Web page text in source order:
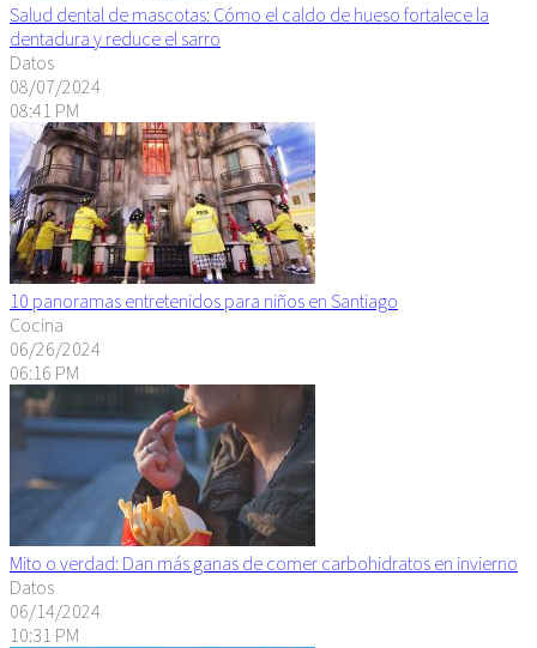
Salud dental de mascotas: Cómo el caldo de hueso fortalece la
dentadura y reduce el sarro
Datos
08/07/2024
08:41 PM
10 panoramas entretenidos para niños en Santiago
Cocina
06/26/2024
06:16 PM
Mito o verdad: Dan más ganas de comer carbohidratos en invierno
Datos
06/14/2024
10:31 PM